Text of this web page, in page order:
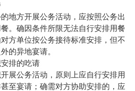
地方开展公务活动，应按照公务出
。确因条件所限无法自行安排用餐
方单位按公务接待标准安排，但不
的异地宴请。
排的吃请
展公务活动，原则上应自行安排用
至宴请；确需对方协助安排的，应